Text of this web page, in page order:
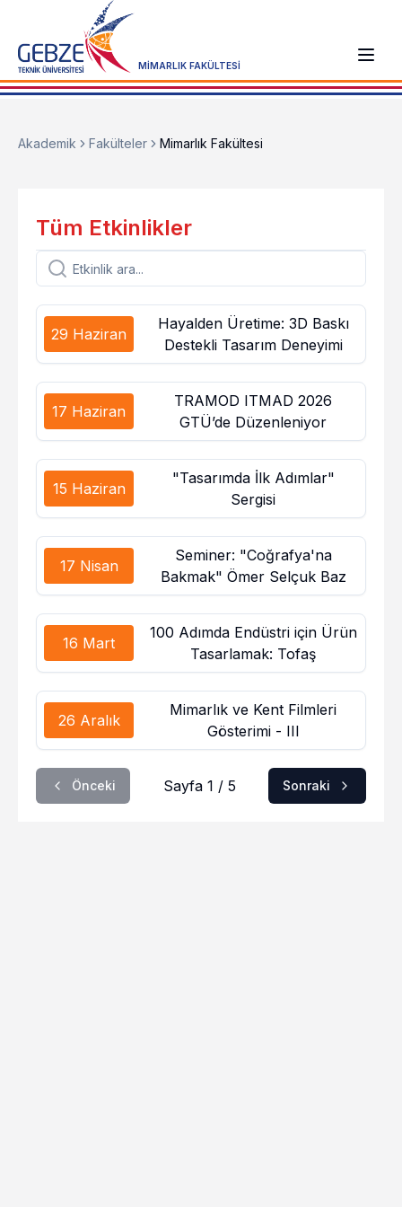
MİMARLIK FAKÜLTESİ
Akademik Fakülteler Mimarlık Fakültesi
Tüm Etkinlikler
29 Haziran
Hayalden Üretime: 3D Baskı
Destekli Tasarım Deneyimi
17 Haziran
TRAMOD ITMAD 2026
GTÜ’de Düzenleniyor
15 Haziran
"Tasarımda İlk Adımlar"
Sergisi
17 Nisan
Seminer: "Coğrafya'na
Bakmak" Ömer Selçuk Baz
16 Mart
100 Adımda Endüstri için Ürün
Tasarlamak: Tofaş
26 Aralık
Mimarlık ve Kent Filmleri
Gösterimi - III
Önceki Sayfa 1 / 5 Sonraki